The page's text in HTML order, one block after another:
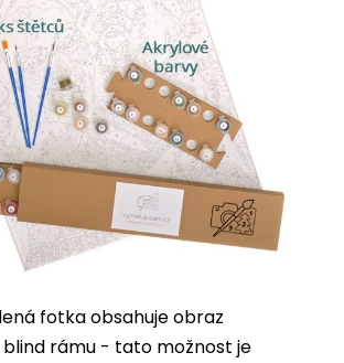
fotka obsahuje obraz
rámu - tato možnost je